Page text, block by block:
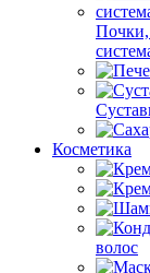
Почки,
Косметика
волос